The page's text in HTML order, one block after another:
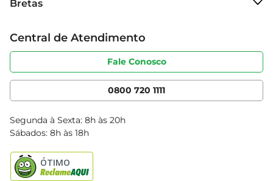
Grupo Cencosud
Sobre privacidade
Portal do fornecedor
Cencosud Media
Bretas
Produtos Bretas
Código de ética
Serviços
Clube Bretas
Blog Bretas
Black Friday
Central de Atendimento
Fale Conosco
0800 720 1111
Segunda à Sexta: 8h às 20h
Sábados: 8h às 18h